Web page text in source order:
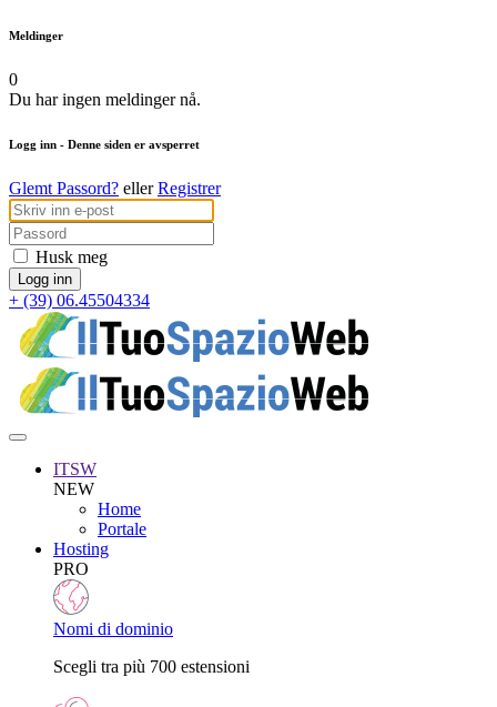
Meldinger
0
Du har ingen meldinger nå.
Logg inn - Denne siden er avsperret
Glemt Passord? ellerRegistrer
Husk meg
+ (39) 06.45504334
ITSW
NEW
Home
Portale
Hosting
PRO
Nomi di dominio
Scegli tra più 700 estensioni